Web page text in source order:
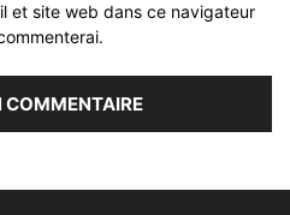
et site web dans ce navigateur